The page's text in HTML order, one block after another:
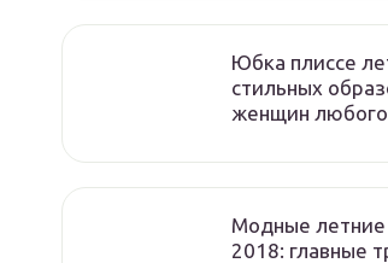
Юбка плиссе
стильных
женщин любого
Модные
2018: главные